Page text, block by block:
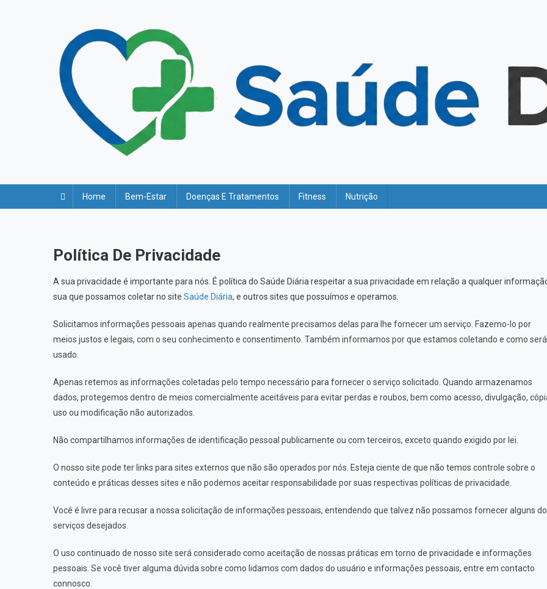
Home Bem-Estar Doenças E Tratamentos Fitness Nutrição
Política De Privacidade
A sua privacidade é importante para nós. É política do Saúde Diária respeitar a sua privacidade em relação a qualquer
sua que possamos coletar no site Saúde Diária, e outros sites que possuímos e operamos.
Solicitamos informações pessoais apenas quando realmente precisamos delas para lhe fornecer um serviço. Fazemo-lo por
meios justos e legais, com o seu conhecimento e consentimento. Também informamos por que estamos coletando e como será
usado.
Apenas retemos as informações coletadas pelo tempo necessário para fornecer o serviço solicitado. Quando armazenamos
dados, protegemos dentro de meios comercialmente aceitáveis ​​para evitar perdas e roubos, bem como acesso, divulgação,
uso ou modificação não autorizados.
Não compartilhamos informações de identificação pessoal publicamente ou com terceiros, exceto quando exigido por lei.
O nosso site pode ter links para sites externos que não são operados por nós. Esteja ciente de que não temos controle sobre o
conteúdo e práticas desses sites e não podemos aceitar responsabilidade por suas respectivas políticas de privacidade
Você é livre para recusar a nossa solicitação de informações pessoais, entendendo que talvez não possamos fornecer alguns
serviços desejados.
O uso continuado de nosso site será considerado como aceitação de nossas práticas em torno de privacidade e informações
pessoais. Se você tiver alguma dúvida sobre como lidamos com dados do usuário e informações pessoais, entre em contacto
connosco.